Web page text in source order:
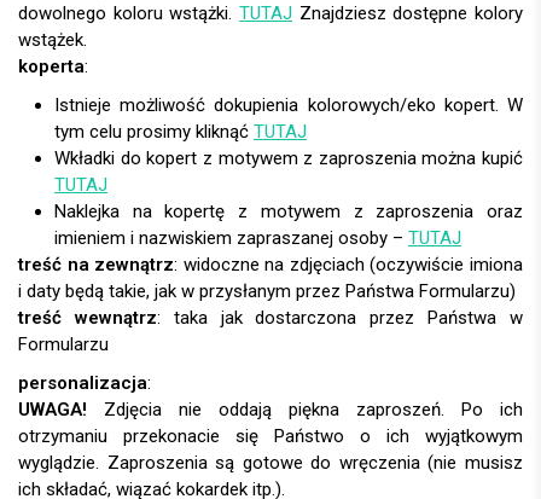
dowolnego koloru wstążki. TUTAJ Znajdziesz dostępne kolory
wstążek.
koperta:
Istnieje możliwość dokupienia kolorowych/eko kopert. W
tym celu prosimy kliknąć TUTAJ
Wkładki do kopert z motywem z zaproszenia można kupić
TUTAJ
Naklejka na kopertę z motywem z zaproszenia oraz
imieniem i nazwiskiem zapraszanej osoby – TUTAJ
treść na zewnątrz: widoczne na zdjęciach (oczywiście imiona
i daty będą takie, jak w przysłanym przez Państwa Formularzu)
treść wewnątrz: taka jak dostarczona przez Państwa w
Formularzu
personalizacja:
UWAGA!